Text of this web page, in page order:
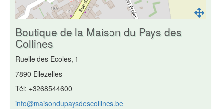
Boutique de la Maison du Pays des
Collines
Ruelle des Ecoles, 1
7890 Ellezelles
Tél: +3268544600
info@maisondupaysdescollines.be